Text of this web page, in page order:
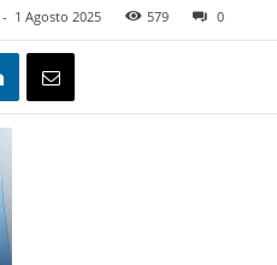
- 1 Agosto 2025 579 0